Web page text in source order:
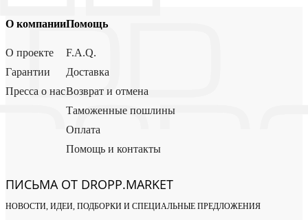
О компании
О проекте
Гарантии
Пресса о нас
Помощь
F.A.Q.
Доставка
Возврат и отмена
Таможенные пошлины
Оплата
Помощь и контакты
ПИСЬМА ОТ DROPP.MARKET
НОВОСТИ, ИДЕИ, ПОДБОРКИ И СПЕЦИАЛЬНЫЕ ПРЕДЛОЖЕНИЯ